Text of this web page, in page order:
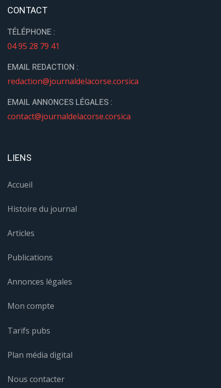
CONTACT
TÉLÉPHONE :
04 95 28 79 41
EMAIL REDACTION :
redaction@journaldelacorse.corsica
EMAIL ANNONCES LÉGALES :
contact@journaldelacorse.corsica
LIENS
Accueil
Histoire du journal
Articles
Publications
Annonces légales
Mon compte
Tarifs pubs
Plan média digital
Nous contacter